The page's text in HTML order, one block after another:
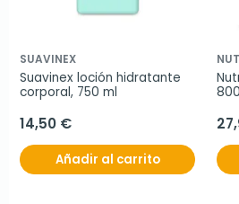
SUAVINEX
Suavinex loción hidratante
corporal, 750 ml
14,50 €
Añadir al carrito